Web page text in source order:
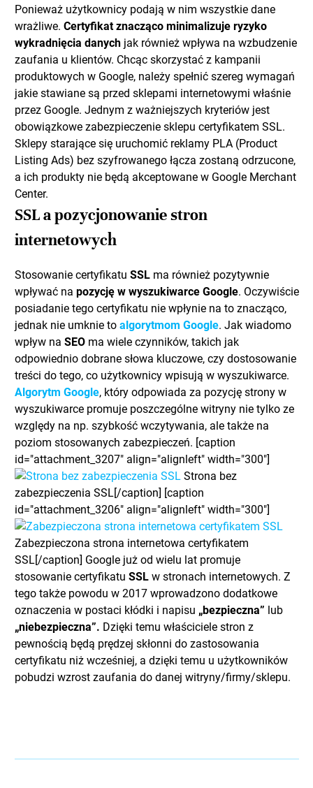
Ponieważ użytkownicy podają w nim wszystkie dane
wrażliwe. Certyfikat znacząco minimalizuje ryzyko
wykradnięcia danych jak również wpływa na wzbudzenie
zaufania u klientów. Chcąc skorzystać z kampanii
produktowych w Google, należy spełnić szereg wymagań
jakie stawiane są przed sklepami internetowymi właśnie
przez Google. Jednym z ważniejszych kryteriów jest
obowiązkowe zabezpieczenie sklepu certyfikatem SSL.
Sklepy starające się uruchomić reklamy PLA (Product
Listing Ads) bez szyfrowanego łącza zostaną odrzucone,
a ich produkty nie będą akceptowane w Google Merchant
Center.
SSL a pozycjonowanie stron
internetowych
Stosowanie certyfikatu SSL ma również pozytywnie
wpływać na pozycję w wyszukiwarce Google. Oczywiście
posiadanie tego certyfikatu nie wpłynie na to znacząco,
jednak nie umknie to algorytmom Google. Jak wiadomo
wpływ na SEO ma wiele czynników, takich jak
odpowiednio dobrane słowa kluczowe, czy dostosowanie
treści do tego, co użytkownicy wpisują w wyszukiwarce.
Algorytm Google, który odpowiada za pozycję strony w
wyszukiwarce promuje poszczególne witryny nie tylko ze
względy na np. szybkość wczytywania, ale także na
poziom stosowanych zabezpieczeń. [caption
id="attachment_3207" align="alignleft" width="300"]
Strona bez
zabezpieczenia SSL[/caption] [caption
id="attachment_3206" align="alignleft" width="300"]
Zabezpieczona strona internetowa certyfikatem
SSL[/caption] Google już od wielu lat promuje
stosowanie certyfikatu SSL w stronach internetowych. Z
tego także powodu w 2017 wprowadzono dodatkowe
oznaczenia w postaci kłódki i napisu „bezpieczna” lub
„niebezpieczna”. Dzięki temu właściciele stron z
pewnością będą prędzej skłonni do zastosowania
certyfikatu niż wcześniej, a dzięki temu u użytkowników
pobudzi wzrost zaufania do danej witryny/firmy/sklepu.